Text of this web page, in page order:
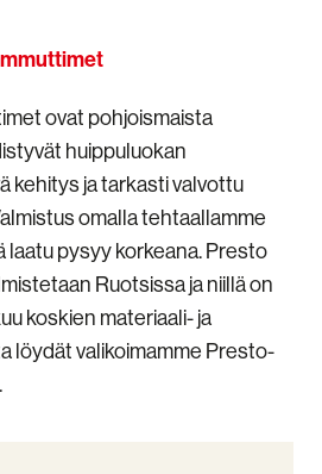
ovat pohjoismaista
huippuluokan
kehitys ja tarkasti valvottu
omalla tehtaallamme
laatu pysyy korkeana. Presto
Ruotsissa ja niillä on
koskien materiaali- ja
löydät valikoimamme Presto-